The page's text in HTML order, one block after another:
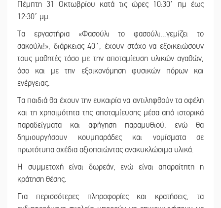
Πέμπτη 31 Οκτωβρίου κατά τις ώρες 10:30΄ πμ έως
12:30΄ μμ.
Τα εργαστήρια «Φασούλι το φασούλι…γεμίζει το
σακούλι!», διάρκειας 40´, έχουν στόχο να εξοικειώσουν
τους μαθητές τόσο με την αποταμίευση υλικών αγαθών,
όσο και με την εξοικονόμηση φυσικών πόρων και
ενέργειας.
Τα παιδιά θα έχουν την ευκαιρία να αντιληφθούν τα οφέλη
και τη χρησιμότητα της αποταμίευσης μέσα από ιστορικά
παραδείγματα και αφήγηση παραμυθιού, ενώ θα
δημιουργήσουν κουμπαράδες και νομίσματα σε
πρωτότυπα σχέδια αξιοποιώντας ανακυκλώσιμα υλικά.
Η συμμετοχή είναι δωρεάν, ενώ είναι απαραίτητη η
κράτηση θέσης.
Για περισσότερες πληροφορίες και κρατήσεις, τα